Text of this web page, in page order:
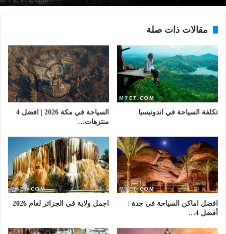
مقالات ذات صلة
تكلفة السياحة في اندونيسيا
السياحة في مكة 2026 | افضل 4
منتزهات…
افضل اماكن السياحة في جدة |
أفضل 4…
اجمل ولاية في الجزائر لعام 2026